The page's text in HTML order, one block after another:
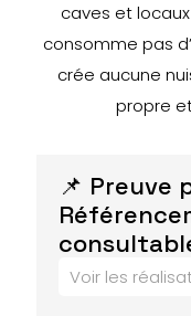
caves et
consomme pas
crée aucune
propre
📌 Preuve
Voir les